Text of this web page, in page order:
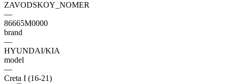
ZAVODSKOY_NOMER
—
86665M0000
brand
—
HYUNDAI/KIA
model
—
Creta I (16-21)